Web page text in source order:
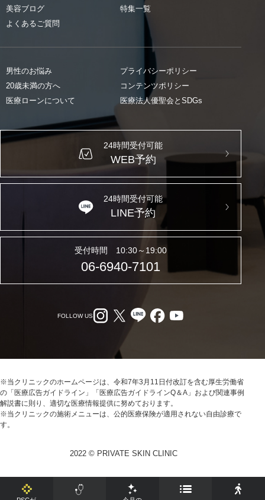
美容ブログ
よくあるご質問
特集一覧
男性のお悩み
20歳未満の方へ
医療ローンについて
プライバシーポリシー
コンテンツポリシー
医療法人優聖会とSDGs
24時間受付可能
WEB予約
24時間受付可能
LINE予約
受付時間 10:30～19:00
06-6940-7101
FOLLOW US
※当クリニックのホームページは、令和7年3月11日付改訂を含む厚生労働省
の「医療広告ガイドライン」「医療広告ガイドラインQ＆A」および関連事例
解説書に則り、適切な医療情報提供に努めております。
※当クリニックの施術メニューは、公的医療保険が適用されない自由診療で
す。
2022 © PRIVATE SKIN CLINIC